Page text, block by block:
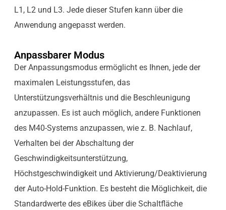
L1, L2 und L3. Jede dieser Stufen kann über die
Anwendung angepasst werden.
Anpassbarer Modus
Der Anpassungsmodus ermöglicht es Ihnen, jede der
maximalen Leistungsstufen, das
Unterstützungsverhältnis und die Beschleunigung
anzupassen. Es ist auch möglich, andere Funktionen
des M40-Systems anzupassen, wie z. B. Nachlauf,
Verhalten bei der Abschaltung der
Geschwindigkeitsunterstützung,
Höchstgeschwindigkeit und Aktivierung/Deaktivierung
der Auto-Hold-Funktion. Es besteht die Möglichkeit, die
Standardwerte des eBikes über die Schaltfläche